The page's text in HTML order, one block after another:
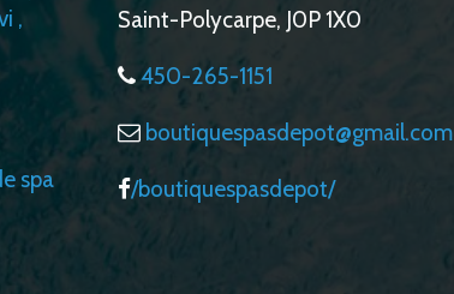
,
spa
Saint-Polycarpe, J0P 1X0
450-265-1151
boutiquespasdepot@gmail.com
/boutiquespasdepot/